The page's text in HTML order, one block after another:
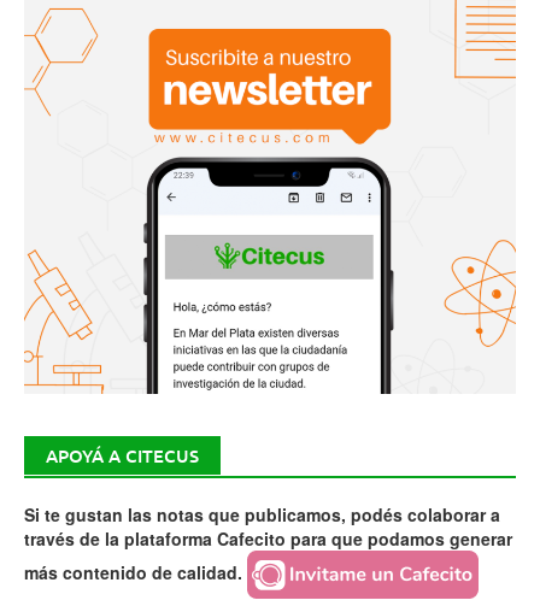
APOYÁ A CITECUS
Si te gustan las notas que publicamos, podés colaborar a
través de la plataforma Cafecito para que podamos generar
más contenido de calidad.